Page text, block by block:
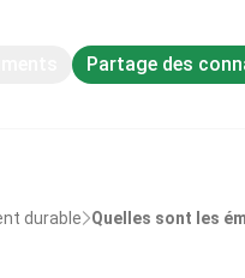
Partage des
durable Quelles sont les